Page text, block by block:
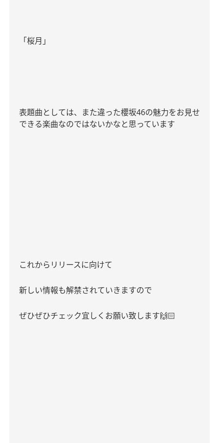
「桜月」
表題曲としては、また違った櫻坂46の魅力をお見せ
できる楽曲なのではないかなと思っています
これからリリースに向けて
新しい情報も解禁されていきますので
ぜひぜひチェック宜しくお願い致します🙌🏻